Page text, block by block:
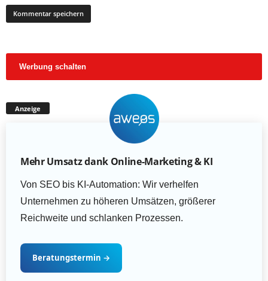
Werbung schalten
Anzeige
Mehr Umsatz dank Online-Marketing & KI
Von SEO bis KI-Automation: Wir verhelfen
Unternehmen zu höheren Umsätzen, größerer
Reichweite und schlanken Prozessen.
Beratungstermin →